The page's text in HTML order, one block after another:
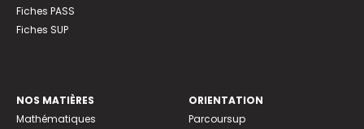
Fiches PASS
Fiches SUP
NOS MATIÈRES
Mathématiques
ORIENTATION
Parcoursup